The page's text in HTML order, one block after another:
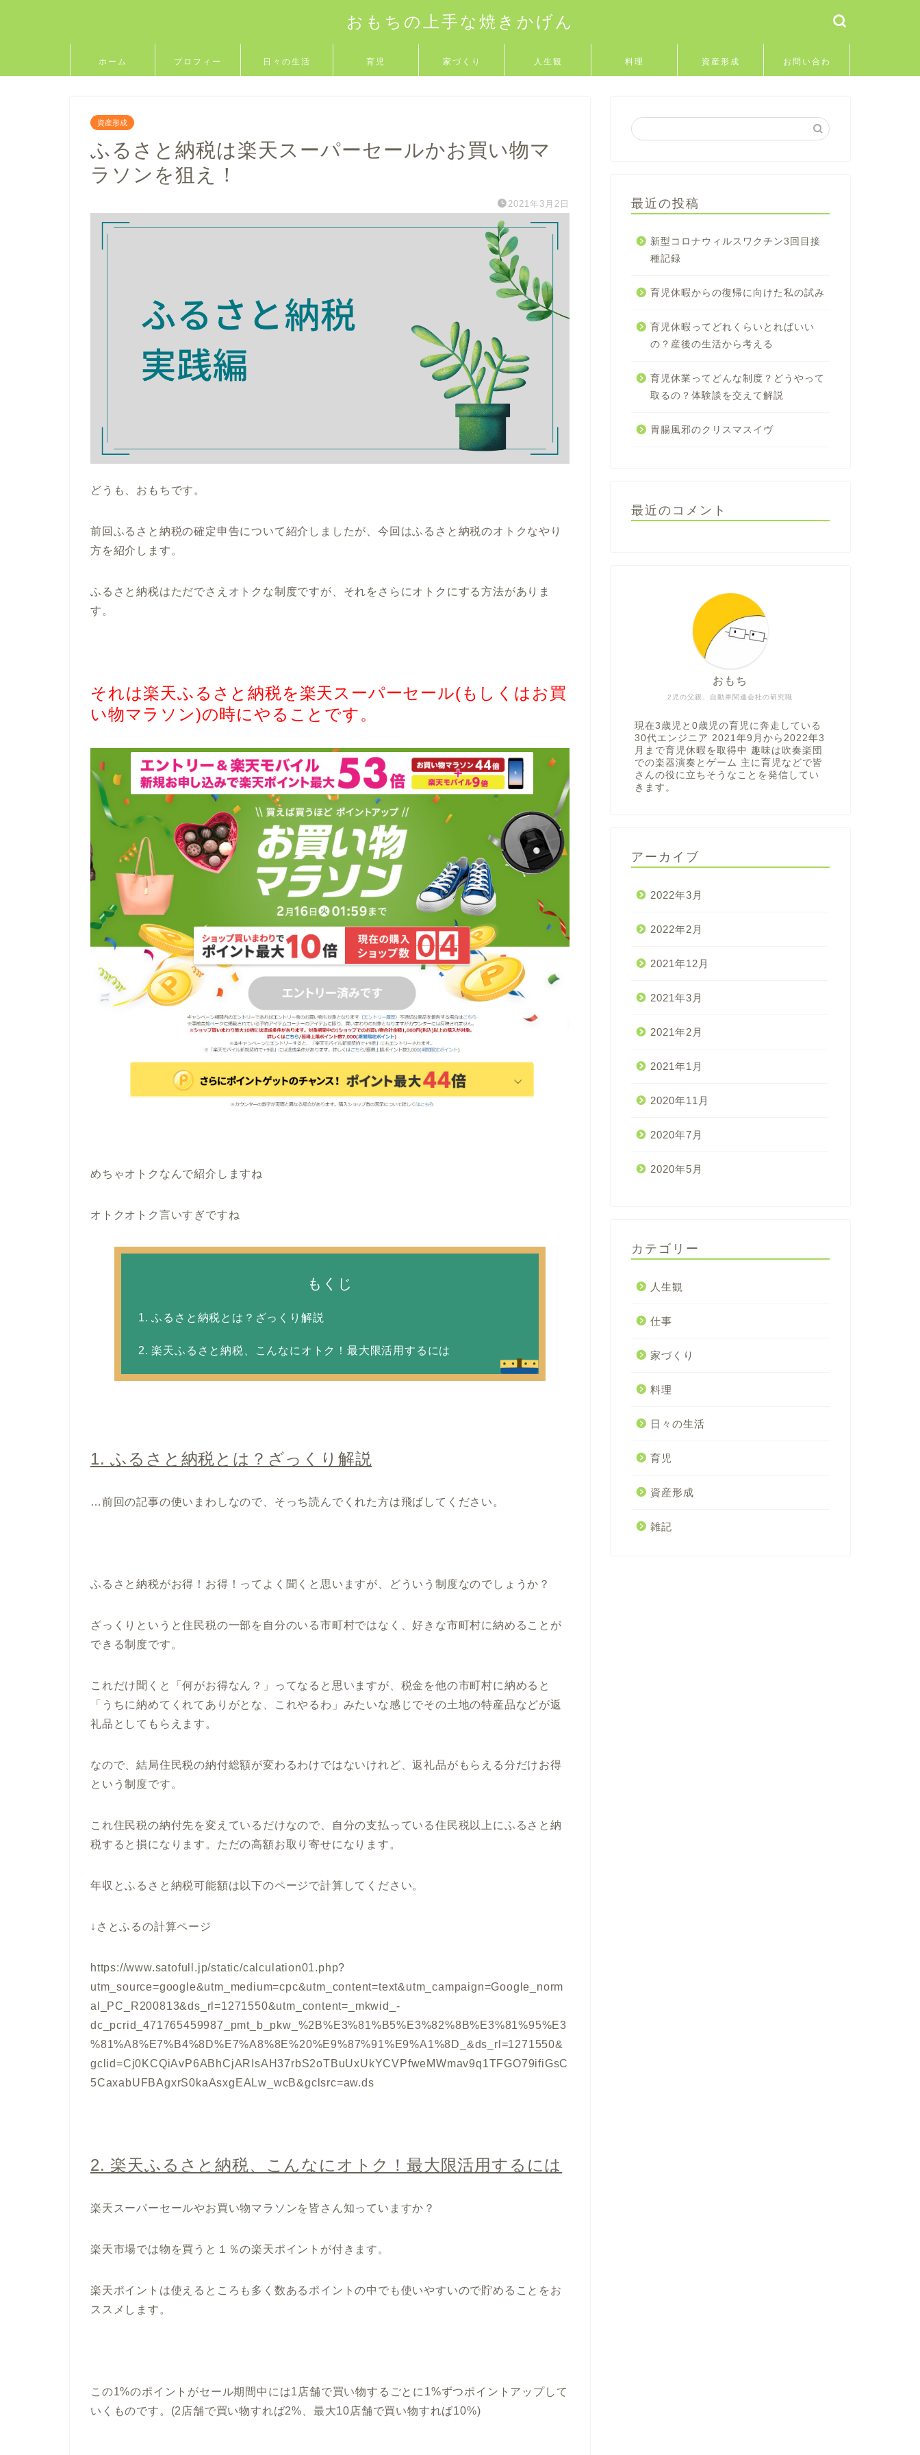
おもちの上手な焼きかげん
ホーム
プロフィー
ル
日々の生活 育児 家づくり 人生観 料理 資産形成
お問い合わ
せ
資産形成
ふるさと納税は楽天スーパーセールかお買い物マ
ラソンを狙え！
2021年3月2日
どうも、おもちです。
前回ふるさと納税の確定申告について紹介しましたが、今回はふるさと納税のオトクなやり
方を紹介します。
ふるさと納税はただでさえオトクな制度ですが、それをさらにオトクにする方法がありま
す。
それは楽天ふるさと納税を楽天スーパーセール(もしくはお買
い物マラソン)の時にやることです。
めちゃオトクなんで紹介しますね
オトクオトク言いすぎですね
もくじ
1. ふるさと納税とは？ざっくり解説
2. 楽天ふるさと納税、こんなにオトク！最大限活用するには
1. ふるさと納税とは？ざっくり解説
…前回の記事の使いまわしなので、そっち読んでくれた方は飛ばしてください。
ふるさと納税がお得！お得！ってよく聞くと思いますが、どういう制度なのでしょうか？
ざっくりというと住民税の一部を自分のいる市町村ではなく、好きな市町村に納めることが
できる制度です。
これだけ聞くと「何がお得なん？」ってなると思いますが、税金を他の市町村に納めると
「うちに納めてくれてありがとな、これやるわ」みたいな感じでその土地の特産品などが返
礼品としてもらえます。
なので、結局住民税の納付総額が変わるわけではないけれど、返礼品がもらえる分だけお得
という制度です。
これ住民税の納付先を変えているだけなので、自分の支払っている住民税以上にふるさと納
税すると損になります。ただの高額お取り寄せになります。
年収とふるさと納税可能額は以下のページで計算してください。
↓さとふるの計算ページ
https://www.satofull.jp/static/calculation01.php?
utm_source=google&utm_medium=cpc&utm_content=text&utm_campaign=Google_norm
al_PC_R200813&ds_rl=1271550&utm_content=_mkwid_-
dc_pcrid_471765459987_pmt_b_pkw_%2B%E3%81%B5%E3%82%8B%E3%81%95%E3
%81%A8%E7%B4%8D%E7%A8%8E%20%E9%87%91%E9%A1%8D_&ds_rl=1271550&
gclid=Cj0KCQiAvP6ABhCjARIsAH37rbS2oTBuUxUkYCVPfweMWmav9q1TFGO79ifiGsC
5CaxabUFBAgxrS0kaAsxgEALw_wcB&gclsrc=aw.ds
2. 楽天ふるさと納税、こんなにオトク！最大限活用するには
楽天スーパーセールやお買い物マラソンを皆さん知っていますか？
楽天市場では物を買うと１％の楽天ポイントが付きます。
楽天ポイントは使えるところも多く数あるポイントの中でも使いやすいので貯めることをお
ススメします。
この1%のポイントがセール期間中には1店舗で買い物するごとに1%ずつポイントアップして
いくものです。(2店舗で買い物すれば2%、最大10店舗で買い物すれば10%)
最近の投稿
新型コロナウィルスワクチン3回目接
種記録
育児休暇からの復帰に向けた私の試み
育児休暇ってどれくらいとればいい
の？産後の生活から考える
育児休業ってどんな制度？どうやって
取るの？体験談を交えて解説
胃腸風邪のクリスマスイヴ
最近のコメント
2児の父親、自動車関連会社の研究職
おもち
現在3歳児と0歳児の育児に奔走している
30代エンジニア 2021年9月から2022年3
月まで育児休暇を取得中 趣味は吹奏楽団
での楽器演奏とゲーム 主に育児などで皆
さんの役に立ちそうなことを発信してい
きます。
アーカイブ
2022年3月
2022年2月
2021年12月
2021年3月
2021年2月
2021年1月
2020年11月
2020年7月
2020年5月
カテゴリー
人生観
仕事
家づくり
料理
日々の生活
育児
資産形成
雑記